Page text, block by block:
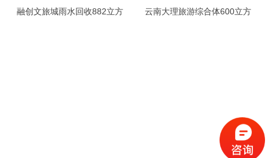
融创文旅城雨水回收882立方 云南大理旅游综合体600立方